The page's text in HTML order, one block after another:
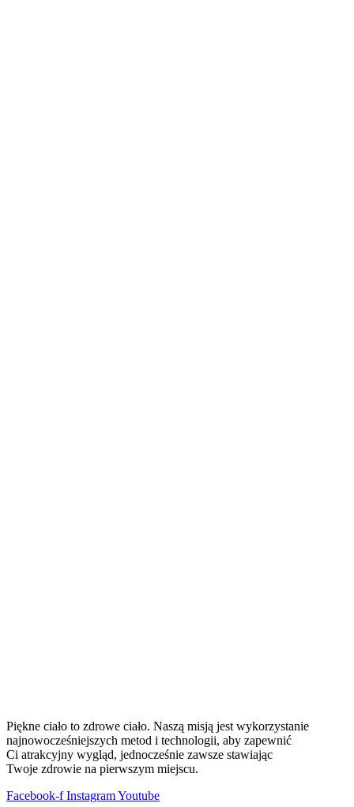
Piękne ciało to zdrowe ciało. Naszą misją jest wykorzystanie
najnowocześniejszych metod i technologii, aby zapewnić
Ci atrakcyjny wygląd, jednocześnie zawsze stawiając
Twoje zdrowie na pierwszym miejscu.
Facebook-f InstagramYoutube